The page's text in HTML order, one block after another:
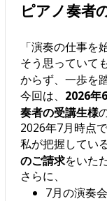
ピアノ奏者
「演奏の仕事を
そう思っていて
からず、一歩を
今回は、 2026年
奏者の受講生様
2026年7月時点で
私が把握してい
のご請求をいた
さらに、
7月の演奏